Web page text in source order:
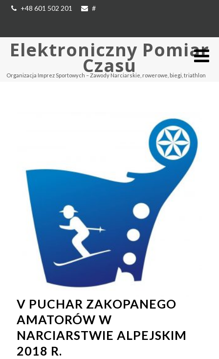
+48 601 502 201 #
Elektroniczny Pomiar
Czasu
Organizacja Imprez Sportowych – Zawody Narciarskie, rowerowe, biegi, triathlon
V PUCHAR ZAKOPANEGO
AMATORÓW W
NARCIARSTWIE ALPEJSKIM
2018 R.